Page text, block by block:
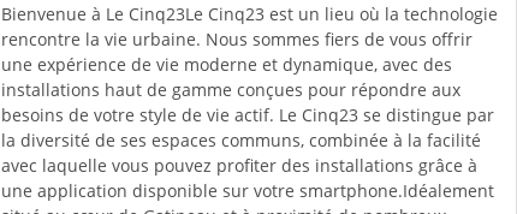
Bienvenue à Le Cinq23Le Cinq23 est un lieu où la technologie
rencontre la vie urbaine. Nous sommes fiers de vous offrir
une expérience de vie moderne et dynamique, avec des
installations haut de gamme conçues pour répondre aux
besoins de votre style de vie actif. Le Cinq23 se distingue par
la diversité de ses espaces communs, combinée à la facilité
avec laquelle vous pouvez profiter des installations grâce à
une application disponible sur votre smartphone.Idéalement